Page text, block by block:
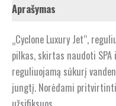
Aprašymas
„Cyclone Luxury Jet“,
pilkas, skirtas naudoti
reguliuojamą sūkurį
jungtį. Norėdami